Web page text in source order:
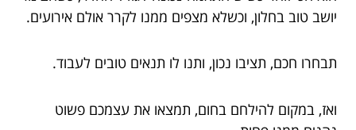
יושב טוב בחלון, וכשלא מצפים ממנו לקרר אולם אירועים.
תבחרו חכם, תציבו נכון, ותנו לו תנאים טובים לעבוד.
ואז, במקום להילחם בחום, תמצאו את עצמכם פשוט